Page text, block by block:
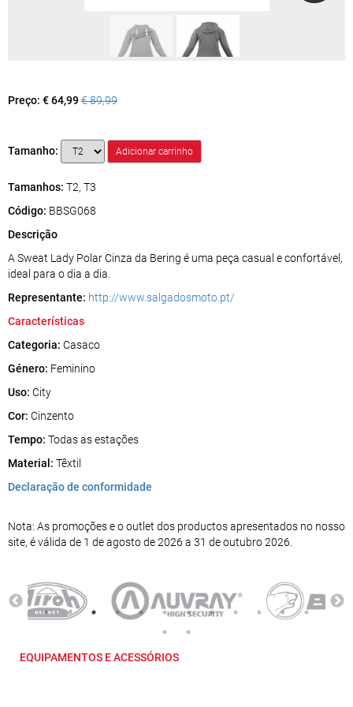
Preço: € 64,99€ 89,99
Tamanho:
Tamanhos: T2, T3
Código: BBSG068
Descrição
A Sweat Lady Polar Cinza da Bering é uma peça casual e confortável,
ideal para o dia a dia.
Representante: http://www.salgadosmoto.pt/
Características
Categoria: Casaco
Género: Feminino
Uso: City
Cor: Cinzento
Tempo: Todas as estações
Material: Têxtil
Declaração de conformidade
Nota: As promoções e o outlet dos productos apresentados no nosso
site, é válida de 1 de agosto de 2026 a 31 de outubro 2026.
EQUIPAMENTOS E ACESSÓRIOS